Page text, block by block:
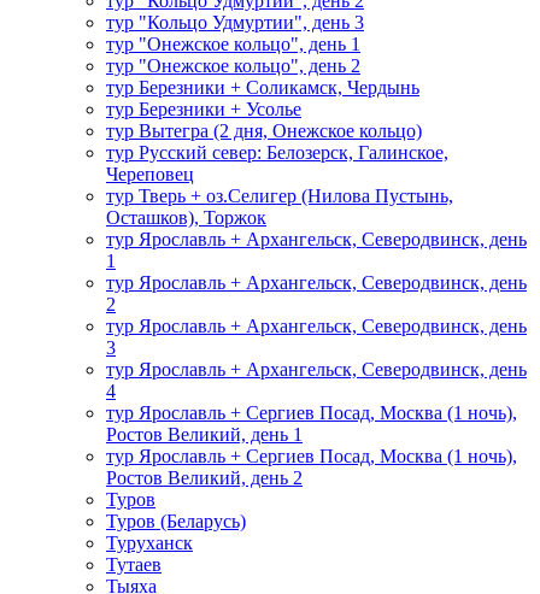
тур "Кольцо Удмуртии", день 3
тур "Онежское кольцо", день 1
тур "Онежское кольцо", день 2
тур Березники + Соликамск, Чердынь
тур Березники + Усолье
тур Вытегра (2 дня, Онежское кольцо)
тур Русский север: Белозерск, Галинское,
Череповец
тур Тверь + оз.Селигер (Нилова Пустынь,
Осташков), Торжок
тур Ярославль + Архангельск, Северодвинск, день
1
тур Ярославль + Архангельск, Северодвинск, день
2
тур Ярославль + Архангельск, Северодвинск, день
3
тур Ярославль + Архангельск, Северодвинск, день
4
тур Ярославль + Сергиев Посад, Москва (1 ночь),
Ростов Великий, день 1
тур Ярославль + Сергиев Посад, Москва (1 ночь),
Ростов Великий, день 2
Туров
Туров (Беларусь)
Туруханск
Тутаев
Тыяха